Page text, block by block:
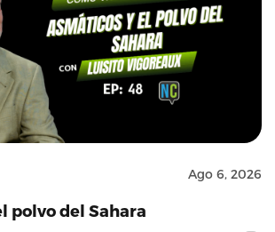
Ago 6, 2026
polvo del Sahara